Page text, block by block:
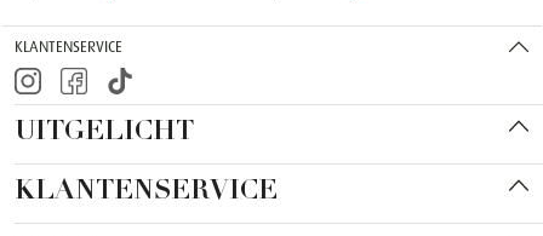
KLANTENSERVICE
UITGELICHT
KLANTENSERVICE